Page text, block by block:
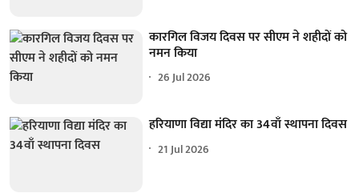
कारगिल विजय दिवस पर सीएम ने शहीदों को
नमन किया
26 Jul 2026
हरियाणा विद्या मंदिर का 34वाँ स्थापना दिवस
21 Jul 2026